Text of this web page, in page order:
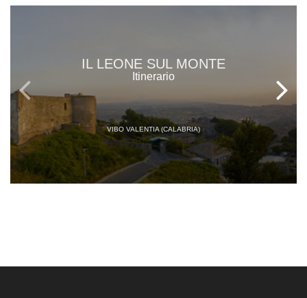
IL LEONE SUL MONTE
Itinerario
VIBO VALENTIA (CALABRIA)